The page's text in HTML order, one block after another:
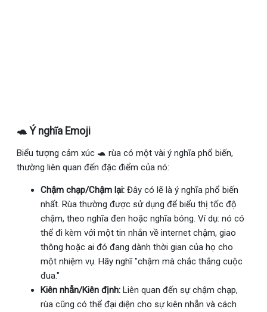
🐢 Ý nghĩa Emoji
Biểu tượng cảm xúc 🐢 rùa có một vài ý nghĩa phổ biến,
thường liên quan đến đặc điểm của nó:
Chậm chạp/Chậm lại: Đây có lẽ là ý nghĩa phổ biến
nhất. Rùa thường được sử dụng để biểu thị tốc độ
chậm, theo nghĩa đen hoặc nghĩa bóng. Ví dụ: nó có
thể đi kèm với một tin nhắn về internet chậm, giao
thông hoặc ai đó đang dành thời gian của họ cho
một nhiệm vụ. Hãy nghĩ "chậm mà chắc thắng cuộc
đua."
Kiên nhẫn/Kiên định: Liên quan đến sự chậm chạp,
rùa cũng có thể đại diện cho sự kiên nhẫn và cách